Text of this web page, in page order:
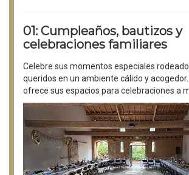
01: Cumpleaños, bautizos y
celebraciones familiares
Celebre sus momentos especiales
queridos en un ambiente cálido y
ofrece sus espacios para celebraciones a